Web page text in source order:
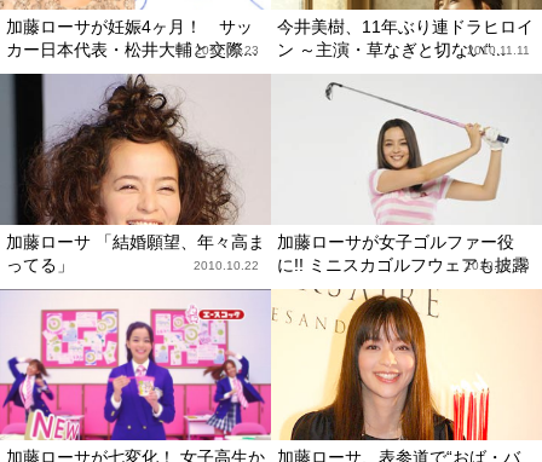
加藤ローサが妊娠4ヶ月！ サッ
カー日本代表・松井大輔と交際...
2011.06.23
今井美樹、11年ぶり連ドラヒロイ
ン ～主演・草なぎと切ない“...
2010.11.11
加藤ローサ 「結婚願望、年々高ま
ってる」
2010.10.22
加藤ローサが女子ゴルファー役
に!! ミニスカゴルフウェアも披露
2010.02.23
加藤ローサが七変化！ 女子高生か
加藤ローサ、表参道で“おば・バ